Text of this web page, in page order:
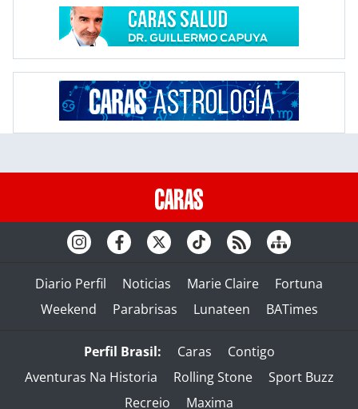
Diario Perfil Noticias Marie Claire
Fortuna
Weekend
Parabrisas Lunateen BATimes
Perfil Brasil: Caras
Contigo
Aventuras Na Historia
Rolling Stone
Sport Buzz
Recreio
Maxima